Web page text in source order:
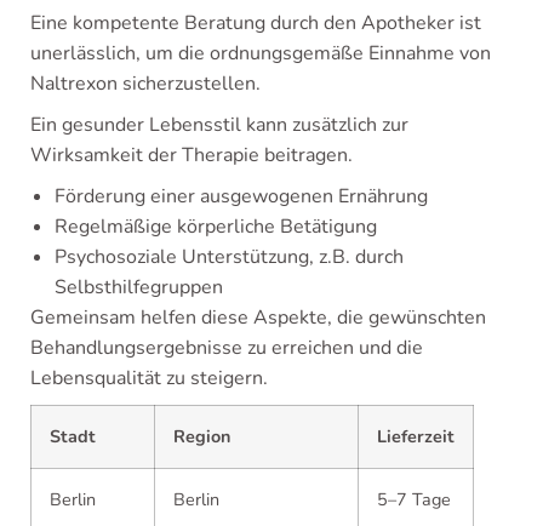
Eine kompetente Beratung durch den Apotheker ist
unerlässlich, um die ordnungsgemäße Einnahme von
Naltrexon sicherzustellen.
Ein gesunder Lebensstil kann zusätzlich zur
Wirksamkeit der Therapie beitragen.
Förderung einer ausgewogenen Ernährung
Regelmäßige körperliche Betätigung
Psychosoziale Unterstützung, z.B. durch
Selbsthilfegruppen
Gemeinsam helfen diese Aspekte, die gewünschten
Behandlungsergebnisse zu erreichen und die
Lebensqualität zu steigern.
Stadt Region Lieferzeit
Berlin Berlin 5–7 Tage